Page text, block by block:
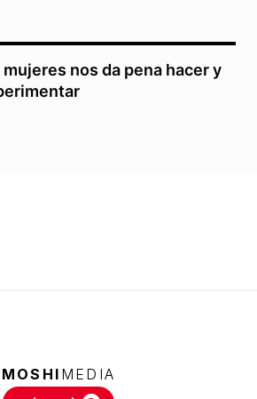
mujeres nos da pena hacer y
MOSHI MEDIA